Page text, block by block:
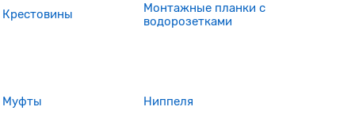
Крестовины
Монтажные планки с
водорозетками
Муфты Ниппеля